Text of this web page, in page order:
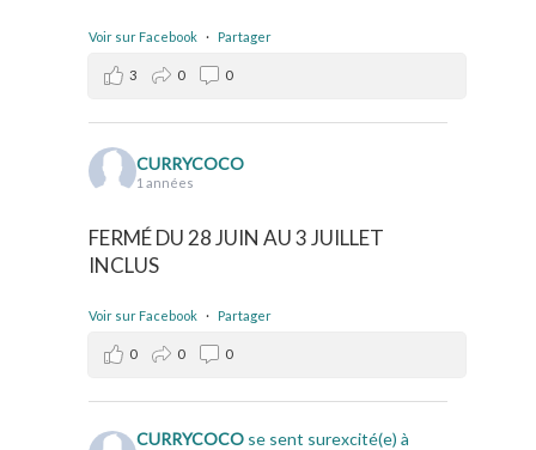
Voir sur Facebook · Partager
3 0 0
CURRYCOCO
1 années
FERMÉ DU 28 JUIN AU 3 JUILLET
INCLUS
Voir sur Facebook · Partager
0 0 0
CURRYCOCO se sent surexcité(e) à